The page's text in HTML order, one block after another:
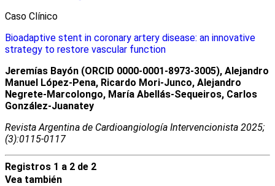
Caso Clínico
Bioadaptive stent in coronary artery disease: an innovative
strategy to restore vascular function
Jeremías Bayón (ORCID 0000-0001-8973-3005), Alejandro
Manuel López-Pena, Ricardo Mori-Junco, Alejandro
Negrete-Marcolongo, María Abellás-Sequeiros, Carlos
González-Juanatey
Revista Argentina de Cardioangiologí­a Intervencionista 2025;
(3):0115-0117
Registros 1 a 2 de 2
Vea también